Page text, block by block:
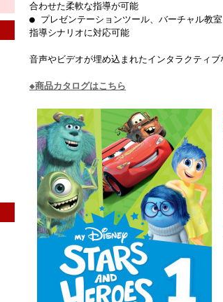
合わせた柔軟な指導が可能
● プレゼンテーションツール、バーチャル教
指導シナリオに対応可能
音声やビデオが埋め込まれたインタラクテ
◆商品カタログはこちら